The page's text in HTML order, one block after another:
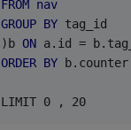
FROM nav
GROUP BY tag_id
)b ON a.id =
ORDER BY b.counter
LIMIT 0 , 20